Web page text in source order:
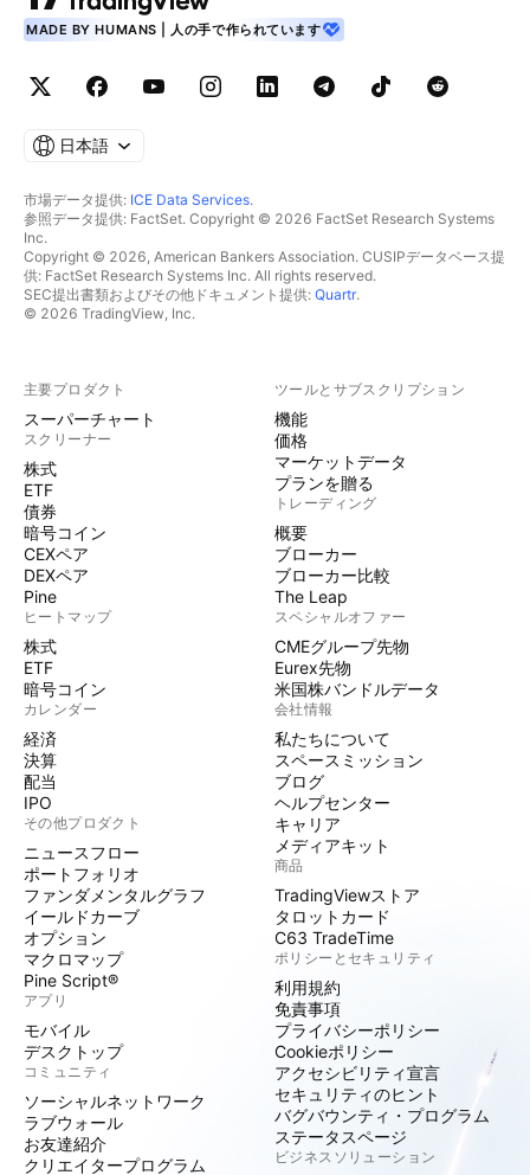
MADE BY HUMANS | 人の手で作られています
日本語
市場データ提供: ICE Data Services.
参照データ提供: FactSet. Copyright © 2026 FactSet Research Systems
Inc.
Copyright © 2026, American Bankers Association. CUSIPデータベース提
供: FactSet Research Systems Inc. All rights reserved.
SEC提出書類およびその他ドキュメント提供: Quartr.
© 2026 TradingView, Inc.
主要プロダクト
スーパーチャート
スクリーナー
株式
ETF
債券
暗号コイン
CEXペア
DEXペア
Pine
ヒートマップ
株式
ETF
暗号コイン
カレンダー
経済
決算
配当
IPO
その他プロダクト
ニュースフロー
ポートフォリオ
ファンダメンタルグラフ
イールドカーブ
オプション
マクロマップ
Pine Script®
アプリ
モバイル
デスクトップ
コミュニティ
ソーシャルネットワーク
ラブウォール
お友達紹介
クリエイタープログラム
ツールとサブスクリプション
機能
価格
マーケットデータ
プランを贈る
トレーディング
概要
ブローカー
ブローカー比較
The Leap
スペシャルオファー
CMEグループ先物
Eurex先物
米国株バンドルデータ
会社情報
私たちについて
スペースミッション
ブログ
ヘルプセンター
キャリア
メディアキット
商品
TradingViewストア
タロットカード
C63 TradeTime
ポリシーとセキュリティ
利用規約
免責事項
プライバシーポリシー
Cookieポリシー
アクセシビリティ宣言
セキュリティのヒント
バグバウンティ・プログラム
ステータスページ
ビジネスソリューション